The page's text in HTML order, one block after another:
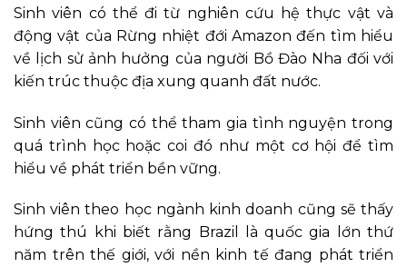
Sinh viên có thể đi từ nghiên cứu hệ thực vật và
động vật của Rừng nhiệt đới Amazon đến tìm hiểu
về lịch sử ảnh hưởng của người Bồ Đào Nha đối với
kiến ​​trúc thuộc địa xung quanh đất nước.
Sinh viên cũng có thể tham gia tình nguyện trong
quá trình học hoặc coi đó như một cơ hội để tìm
hiểu về phát triển bền vững.
Sinh viên theo học ngành kinh doanh cũng sẽ thấy
hứng thú khi biết rằng Brazil là quốc gia lớn thứ
năm trên thế giới, với nền kinh tế đang phát triển